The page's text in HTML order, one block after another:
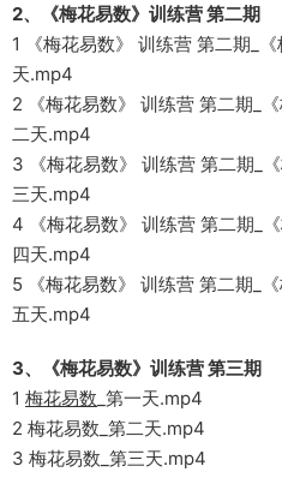
2、《梅花易数》训练营 第二期
1 《梅花易数》 训练营 第二期_
天.mp4
2 《梅花易数》 训练营 第二期_
二天.mp4
3 《梅花易数》 训练营 第二期_
三天.mp4
4 《梅花易数》 训练营 第二期_
四天.mp4
5 《梅花易数》 训练营 第二期_
五天.mp4
3、《梅花易数》训练营 第三期
1 梅花易数 _第一天.mp4
2 梅花易数_第二天.mp4
3 梅花易数_第三天.mp4